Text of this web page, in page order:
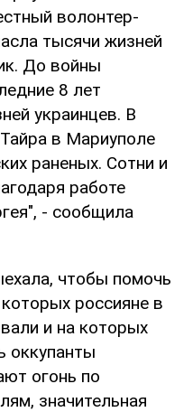
волонтер-
тысячи жизней
До войны
8 лет
украинцев. В
в Мариуполе
раненых. Сотни и
работе
- сообщила
чтобы помочь
россияне в
и на которых
оккупанты
огонь по
значительная